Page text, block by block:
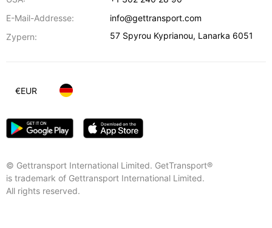
E-Mail-Addresse:
info@gettransport.com
Zypern:
57 Spyrou Kyprianou, Lanarka 6051
© Gettransport International Limited. GetTransport®
is trademark of Gettransport International Limited.
All rights reserved.
€EUR